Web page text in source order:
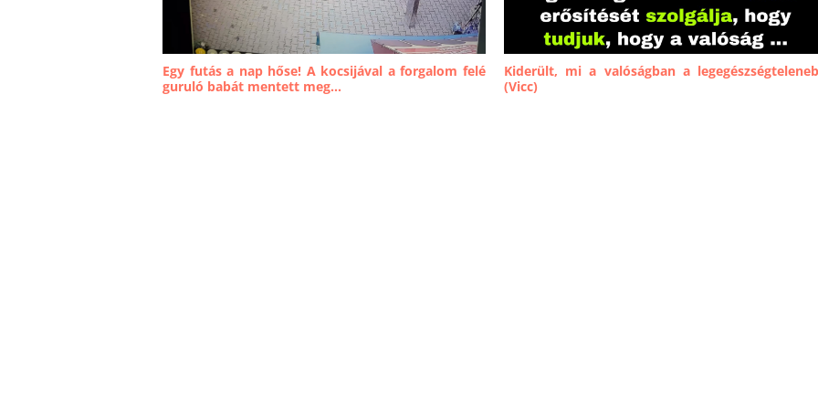
Egy futás a nap hőse! A kocsijával a forgalom felé
guruló babát mentett meg...
Kiderült, mi a valóságban a
(Vicc)